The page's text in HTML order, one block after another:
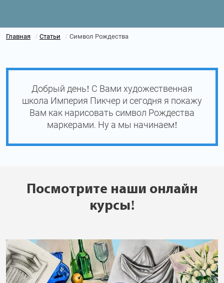
Главная / Статьи / Символ Рождества
Добрый день! С Вами художественная
школа Империя Пикчер и сегодня я покажу
Вам как нарисовать символ Рождества
маркерами. Ну а мы начинаем!
Посмотрите наши онлайн
курсы!